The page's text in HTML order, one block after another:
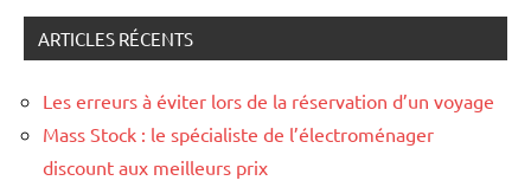
:
ARTICLES RÉCENTS
Les erreurs à éviter lors de la réservation d’un voyage
Mass Stock : le spécialiste de l’électroménager
discount aux meilleurs prix